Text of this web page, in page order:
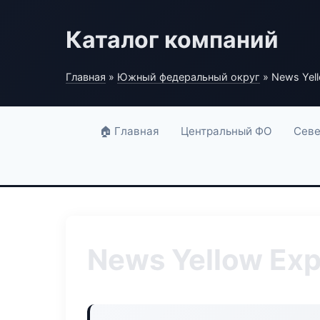
Каталог компаний
Главная » Южный федеральный округ » News
🏠 Главная Центральный ФО
News Yellow